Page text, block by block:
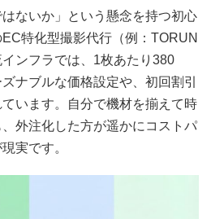
はないか」という懸念を持つ初心
特化型撮影代行（例：TORUN
ンフラでは、1枚あたり380
ナブルな価格設定や、初回割引
います。自分で機材を揃えて時
外注化した方が遥かにコストパ
実です。